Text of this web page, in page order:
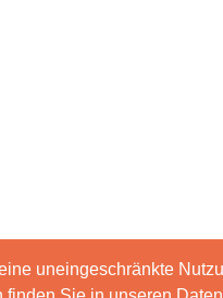
uneingeschränkte